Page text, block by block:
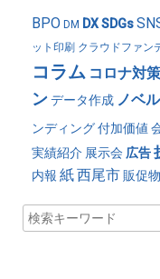
BPO DM DXSDGs
ット印刷 クラウドファン
コラム コロナ対策
ンデータ作成 ノベ
ンディング付加価値
実績紹介 展示会 広告
内報 紙西尾市 販促物